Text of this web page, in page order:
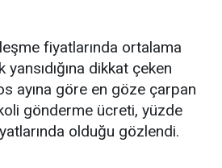
fiyatlarında ortalama
dikkat çeken
ayına göre en göze çarpan
gönderme ücreti, yüzde
olduğu gözlendi.